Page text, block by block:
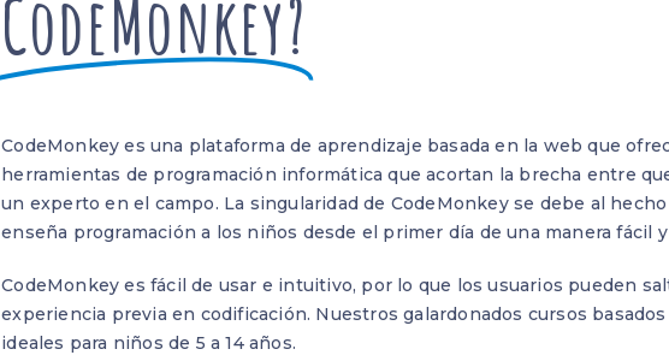
CodeMonkey?
CodeMonkey es una plataforma de aprendizaje basada en la web que
herramientas de programación informática que acortan la brecha entre
un experto en el campo. La singularidad de CodeMonkey se debe al
enseña programación a los niños desde el primer día de una manera fácil
CodeMonkey es fácil de usar e intuitivo, por lo que los usuarios pueden
experiencia previa en codificación. Nuestros galardonados cursos
ideales para niños de 5 a 14 años.